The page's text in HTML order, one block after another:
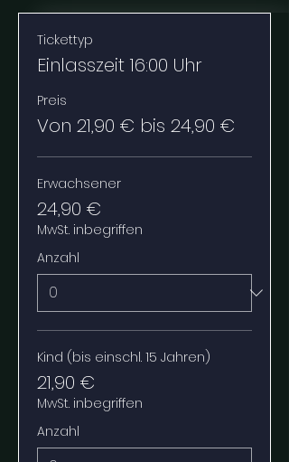
Tickettyp
Einlasszeit 16:00 Uhr
Preis
Von 21,90 € bis 24,90 €
Erwachsener
24,90 €
MwSt. inbegriffen
Anzahl
Kind (bis einschl. 15 Jahren)
21,90 €
MwSt. inbegriffen
Anzahl